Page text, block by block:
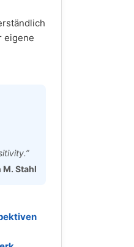
eigene
M. Stahl